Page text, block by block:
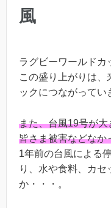
風
ラグビーワールドカ
この盛り上がりは
ックにつながってい
また、台風19号が
皆さま被害などなか
1年前の台風による
り、水や食料、カセ
か・・・。